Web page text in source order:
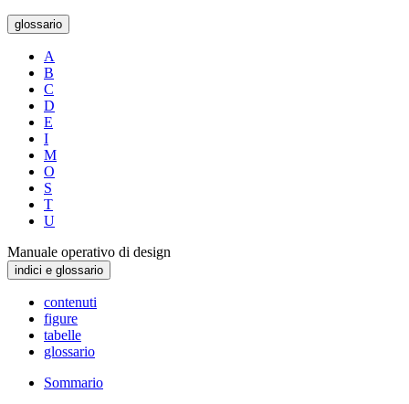
glossario
A
B
C
D
E
I
M
O
S
T
U
Manuale operativo di design
indici e glossario
contenuti
figure
tabelle
glossario
Sommario